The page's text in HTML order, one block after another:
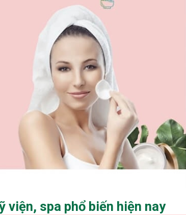
spa phổ biến hiện nay